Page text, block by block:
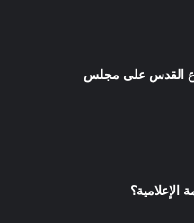
القدس على مجلس
الإعلامية؟